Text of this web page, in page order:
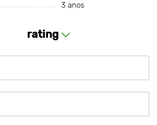
3 anos
rating